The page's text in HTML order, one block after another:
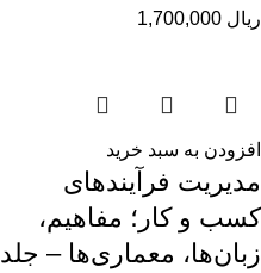
ریال
افزودن به سبد خرید
مدیریت فرآیندهای
کسب‌ و کار؛ مفاهیم،
زبان‌ها، معماری‌ها – جلد